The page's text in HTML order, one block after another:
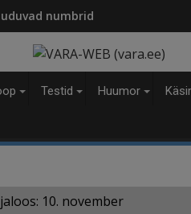
numbrid
Testid Huumor
10. november